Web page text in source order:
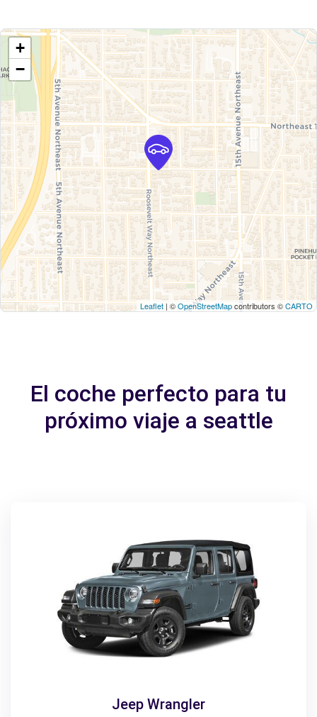
+
−
Leaflet | ©OpenStreetMapcontributors ©CARTO
El coche perfecto para tu
próximo viaje a seattle
Jeep Wrangler